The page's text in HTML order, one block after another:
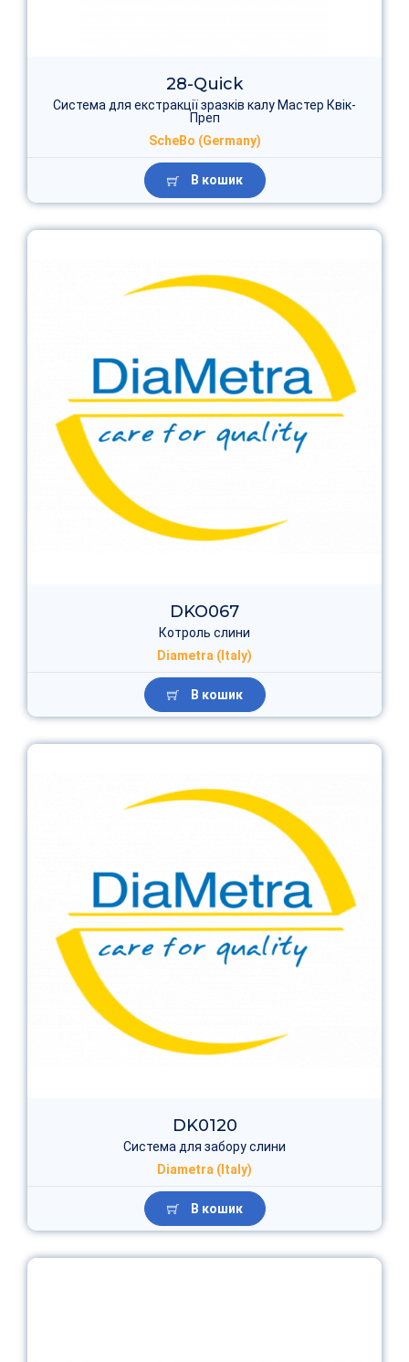
28-Quick
Система для екстракції зразків калу Мастер Квік-
Преп
ScheBo (Germany)
В кошик
DKO067
Котроль слини
Diametra (Italy)
В кошик
DK0120
Система для забору слини
Diametra (Italy)
В кошик